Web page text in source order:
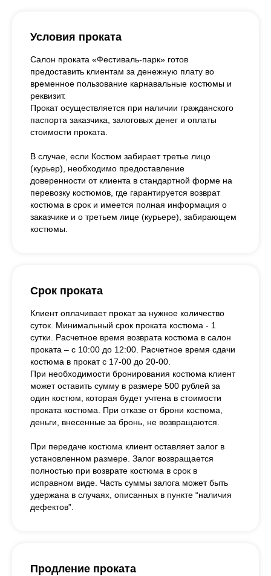
Условия проката
Салон проката «Фестиваль-парк» готов
предоставить клиентам за денежную плату во
временное пользование карнавальные костюмы и
реквизит.
Прокат осуществляется при наличии гражданского
паспорта заказчика, залоговых денег и оплаты
стоимости проката.
В случае, если Костюм забирает третье лицо
(курьер), необходимо предоставление
доверенности от клиента в стандартной форме на
перевозку костюмов, где гарантируется возврат
костюма в срок и имеется полная информация о
заказчике и о третьем лице (курьере), забирающем
костюмы.
Срок проката
Клиент оплачивает прокат за нужное количество
суток. Минимальный срок проката костюма - 1
сутки. Расчетное время возврата костюма в салон
проката – с 10:00 до 12:00. Расчетное время сдачи
костюма в прокат с 17-00 до 20-00.
При необходимости бронирования костюма клиент
может оставить сумму в размере 500 рублей за
один костюм, которая будет учтена в стоимости
проката костюма. При отказе от брони костюма,
деньги, внесенные за бронь, не возвращаются.
При передаче костюма клиент оставляет залог в
установленном размере. Залог возвращается
полностью при возврате костюма в срок в
исправном виде. Часть суммы залога может быть
удержана в случаях, описанных в пункте “наличия
дефектов”.
Продление проката